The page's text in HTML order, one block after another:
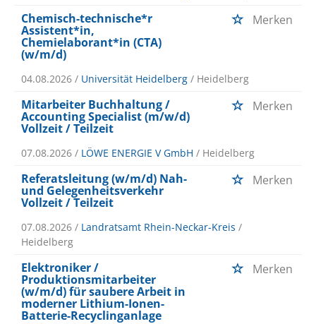
Chemisch-technische*r
Assistent*in,
Chemielaborant*in (CTA)
(w/m/d)
Merken
04.08.2026 / Universität Heidelberg / Heidelberg
Mitarbeiter Buchhaltung /
Accounting Specialist (m/w/d)
Vollzeit / Teilzeit
Merken
07.08.2026 / LÖWE ENERGIE V GmbH / Heidelberg
Referatsleitung (w/m/d) Nah-
und Gelegenheitsverkehr
Vollzeit / Teilzeit
Merken
07.08.2026 / Landratsamt Rhein-Neckar-Kreis /
Heidelberg
Elektroniker /
Produktionsmitarbeiter
(w/m/d) für saubere Arbeit in
moderner Lithium-Ionen-
Batterie-Recyclinganlage
Merken